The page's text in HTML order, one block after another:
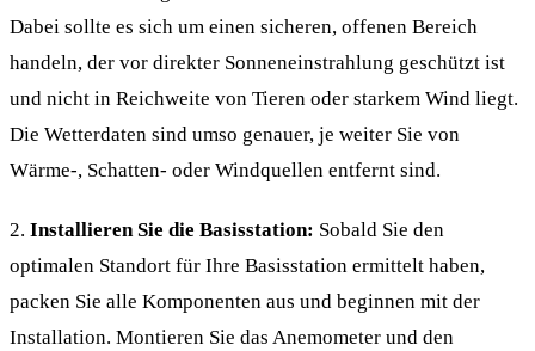
Dabei sollte es sich um einen sicheren, offenen Bereich
handeln, der vor direkter Sonneneinstrahlung geschützt ist
und nicht in Reichweite von Tieren oder starkem Wind liegt.
Die Wetterdaten sind umso genauer, je weiter Sie von
Wärme-, Schatten- oder Windquellen entfernt sind.
2. Installieren Sie die Basisstation: Sobald Sie den
optimalen Standort für Ihre Basisstation ermittelt haben,
packen Sie alle Komponenten aus und beginnen mit der
Installation. Montieren Sie das Anemometer und den